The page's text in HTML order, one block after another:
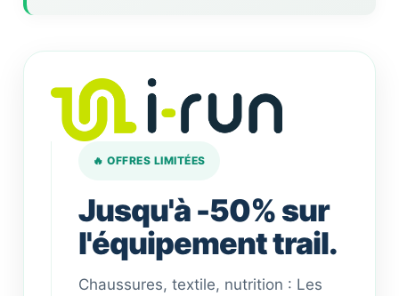
🔥 OFFRES LIMITÉES
Jusqu'à -50% sur
l'équipement trail.
Chaussures, textile, nutrition : Les